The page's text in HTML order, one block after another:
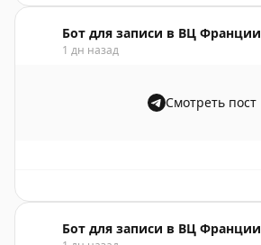
Бот для записи в ВЦ Франции
1 дн назад
Смотреть пост
Бот для записи в ВЦ Франции